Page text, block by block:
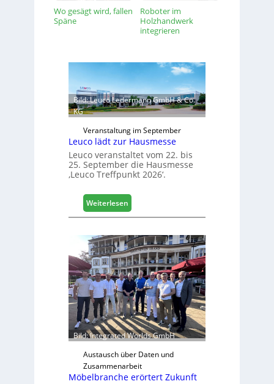
Wo gesägt wird, fallen
Späne
Roboter im
Holzhandwerk
integrieren
Bild: Leuco Ledermann GmbH & Co.
KG
Veranstaltung im September
Leuco lädt zur Hausmesse
Leuco veranstaltet vom 22. bis
25. September die Hausmesse
‚Leuco Treffpunkt 2026‘.
Weiterlesen:
L
u
c
o
l
ä
d
t
z
u
r
H
a
u
Bild: Integrated Worlds GmbH
Austausch über Daten und
Zusammenarbeit
Möbelbranche erörtert Zukunft